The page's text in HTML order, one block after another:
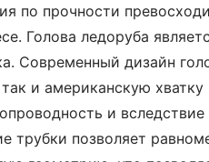
по прочности
Голова ледоруба
Современный дизайн
и американскую
и
трубки позволяет